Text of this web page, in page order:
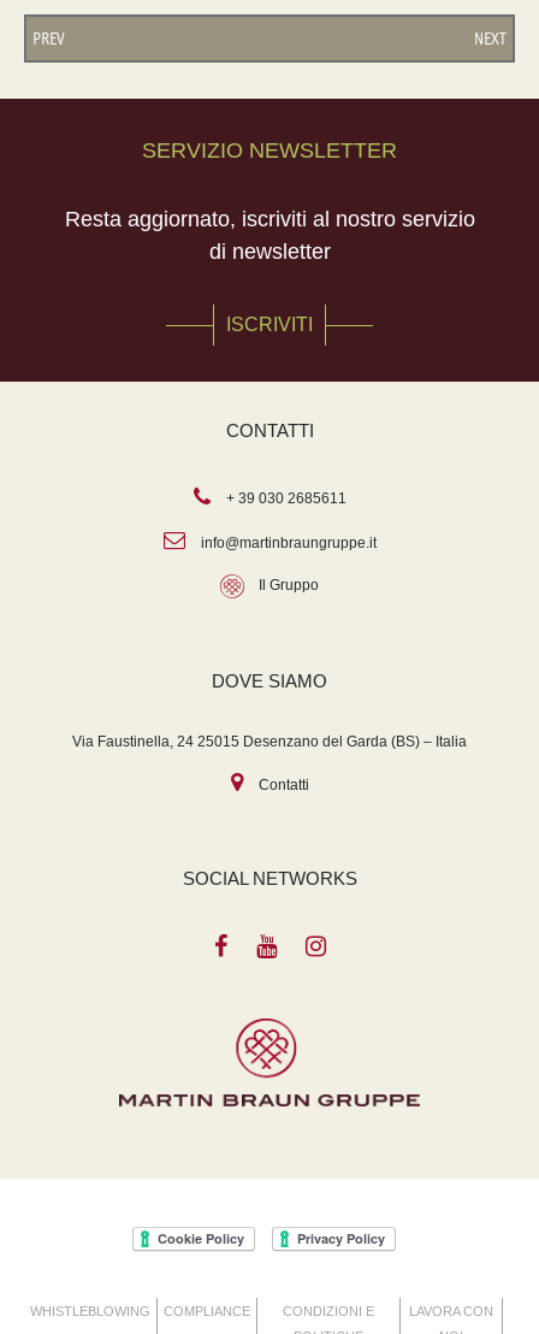
PREV NEXT
SERVIZIO NEWSLETTER
Resta aggiornato, iscriviti al nostro servizio
di newsletter
ISCRIVITI
CONTATTI
+ 39 030 2685611
info@martinbraungruppe.it
Il Gruppo
DOVE SIAMO
Via Faustinella, 24 25015 Desenzano del Garda (BS) – Italia
Contatti
SOCIAL NETWORKS
WHISTLEBLOWING COMPLIANCE
CONDIZIONI E
LAVORA CON